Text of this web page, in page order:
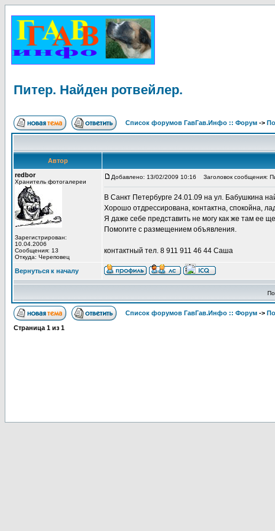
Питер. Найден ротвейлер.
Список форумов ГавГав.Инфо :: Форум ->
Автор
redbor
Хранитель фотогалереи
Зарегистрирован:
10.04.2006
Сообщения: 13
Откуда: Череповец
Добавлено: 13/02/2009 10:16 Заголовок сообщения:
В Санкт Петербурге 24.01.09 на ул. Бабушкина
Хорошо отдрессирована, контактна, спокойна,
Я даже себе представить не могу как же там ее
Помогите с размещением объявления.
контактный тел. 8 911 911 46 44 Саша
Вернуться к началу
Список форумов ГавГав.Инфо :: Форум ->
Страница 1 из 1